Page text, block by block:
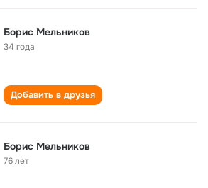
Борис Мельников
34 года
Добавить в друзья
Борис Мельников
76 лет